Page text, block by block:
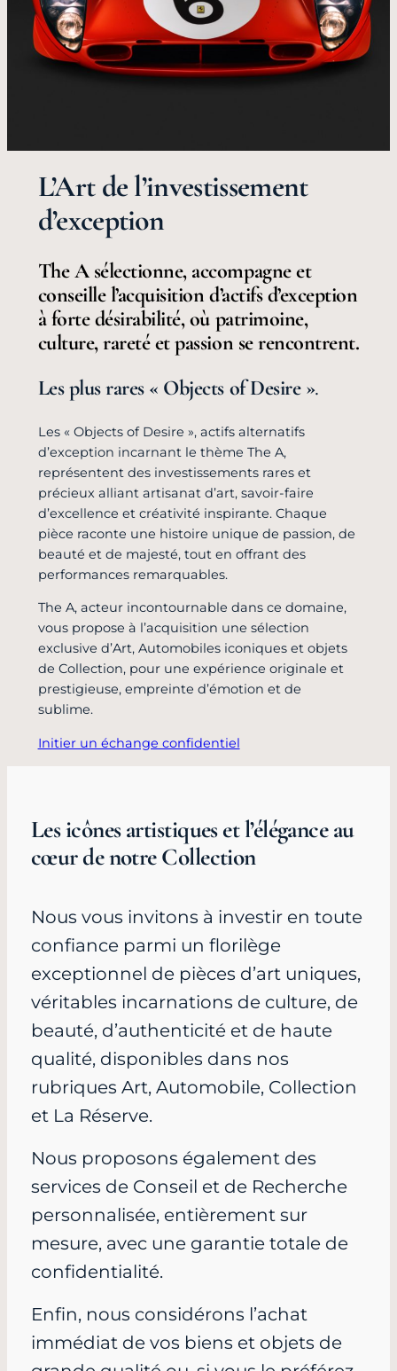
L’Art de l’investissement
d’exception
The A sélectionne, accompagne et
conseille l’acquisition d’actifs d’exception
à forte désirabilité, où patrimoine,
culture, rareté et passion se rencontrent.
Les plus rares « Objects of Desire ».
Les « Objects of Desire », actifs alternatifs
d’exception incarnant le thème The A,
représentent des investissements rares et
précieux alliant artisanat d’art, savoir-faire
d’excellence et créativité inspirante. Chaque
pièce raconte une histoire unique de passion, de
beauté et de majesté, tout en offrant des
performances remarquables.
The A, acteur incontournable dans ce domaine,
vous propose à l’acquisition une sélection
exclusive d’Art, Automobiles iconiques et objets
de Collection, pour une expérience originale et
prestigieuse, empreinte d’émotion et de
sublime.
Initier un échange confidentiel
Les icônes artistiques et l’élégance au
cœur de notre Collection
Nous vous invitons à investir en toute
confiance parmi un florilège
exceptionnel de pièces d’art uniques,
véritables incarnations de culture, de
beauté, d’authenticité et de haute
qualité, disponibles dans nos
rubriques Art, Automobile, Collection
et La Réserve.
Nous proposons également des
services de Conseil et de Recherche
personnalisée, entièrement sur
mesure, avec une garantie totale de
confidentialité.
Enfin, nous considérons l’achat
immédiat de vos biens et objets de